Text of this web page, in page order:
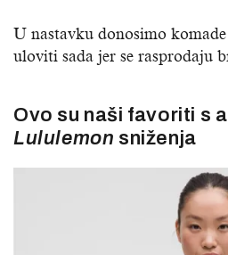
U nastavku donosimo
uloviti sada jer se rasprodaju
Ovo su naši favoriti s
Lululemon sniženja